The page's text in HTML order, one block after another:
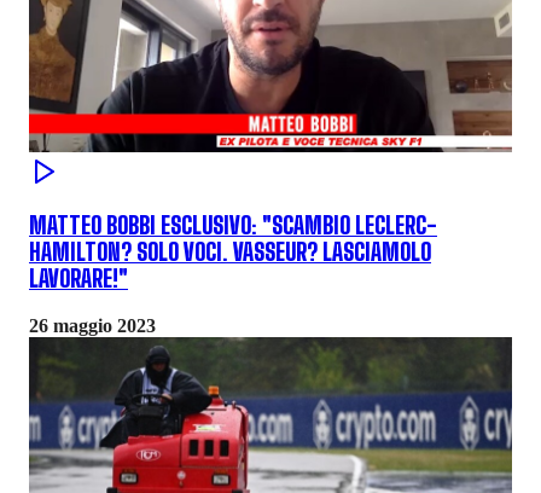
MATTEO BOBBI ESCLUSIVO: "SCAMBIO LECLERC-
HAMILTON? SOLO VOCI. VASSEUR? LASCIAMOLO
LAVORARE!"
26 maggio 2023